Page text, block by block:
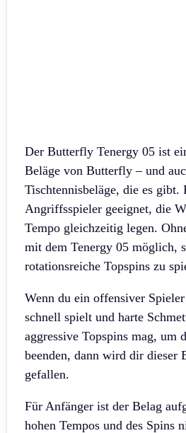
Der Butterfly Tenergy 05 ist
Beläge von Butterfly – und
Tischtennisbeläge, die es gibt.
Angriffsspieler geeignet, die
Tempo gleichzeitig legen.
mit dem Tenergy 05 möglich,
rotationsreiche Topspins zu
Wenn du ein offensiver
schnell spielt und harte
aggressive Topspins mag, um
beenden, dann wird dir dieser
gefallen.
Für Anfänger ist der Belag
hohen Tempos und des Spins